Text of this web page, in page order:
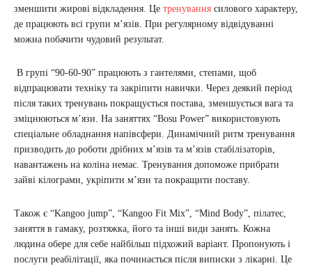
зменшити жирові відкладення. Це тренування силового характеру,
де працюють всі групи м’язів. При регулярному відвідуванні
можна побачити чудовий результат.
В групі “90-60-90” працюють з гантелями, степами, щоб
відпрацювати техніку та закріпити навички. Через деякий період
після таких тренувань покращується постава, зменшується вага та
зміцнюються м’язи. На заняттях “Bosu Power” використовують
спеціальне обладнання напівсфери. Динамічний ритм тренування
призводить до роботи дрібних м’язів та м’язів стабілізаторів,
навантажень на коліна немає. Тренування допоможе прибрати
зайві кілограми, укріпити м’язи та покращити поставу.
Також є “Kangoo jump”, “Kangoo Fit Mix”, “Mind Body”, пілатес,
заняття в гамаку, розтяжка, його та інші види занять. Кожна
людина обере для себе найбільш підхожий варіант. Пропонують і
послуги реабілітації, яка починається після виписки з лікарні. Це